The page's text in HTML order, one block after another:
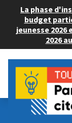
La phase
budget
jeunesse 2026
2026
Budget
💡 Consulter les